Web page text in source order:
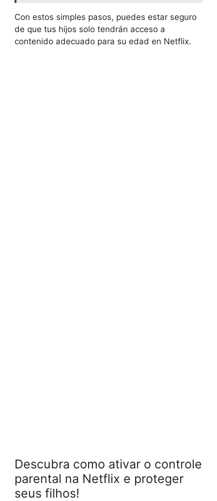
Con estos simples pasos, puedes estar seguro
de que tus hijos solo tendrán acceso a
contenido adecuado para su edad en Netflix.
Descubra como ativar o controle
parental na Netflix e proteger
seus filhos!